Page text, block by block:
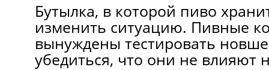
Бутылка, в которой пиво
изменить ситуацию. Пивные
вынуждены тестировать
убедиться, что они не влияют